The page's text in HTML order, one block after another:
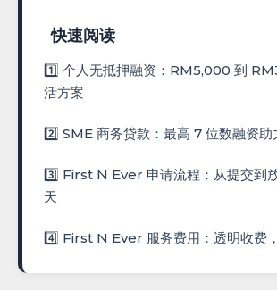
快速阅读
1️⃣ 个人无抵押融资：RM5,000 到
活方案
2️⃣ SME 商务贷款：最高 7 位数融资助
3️⃣ First N Ever 申请流程：从提交到
天
4️⃣ First N Ever 服务费用：透明收费